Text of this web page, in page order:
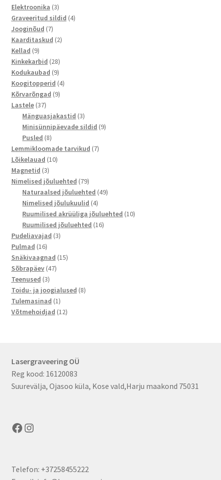
Elektroonika 33
toodet
Graveeritud sildid 44
Jooginõud 77
toodet
Kaarditaskud 22
Kellad 99
toodet
Kinkekarbid 2828
toodet
Kodukaubad 99
toodet
Koogitopperid 44
Kõrvarõngad 99
Lastele 3737
toodet
Mänguasjakastid 33
toodet
Minisünnipäevade sildid 99
Pusled 88
toodet
Lemmikloomade tarvikud 77
Lõikelauad 1010
Magnetid 33
toodet
Nimelised jõuluehted 7979
toodet
Naturaalsed jõuluehted 4949
Nimelised jõulukuulid 44
toodet
Ruumilised akrüüliga jõuluehted 1010
Ruumilised jõuluehted 1616
Pudeliavajad 33
Pulmad 1616
toodet
Snäkivaagnad 1515
Sõbrapäev 4747
Teenused 33
toodet
Toidu- ja joogialused 88
Tulemasinad 11
toode
Võtmehoidjad 1212
Lasergraveering OÜ
Reg kood: 16120083
Suurevälja, Ojasoo küla, Kose vald,Harju maakond 75031
Facebook
Instagram
Telefon: +37258455222